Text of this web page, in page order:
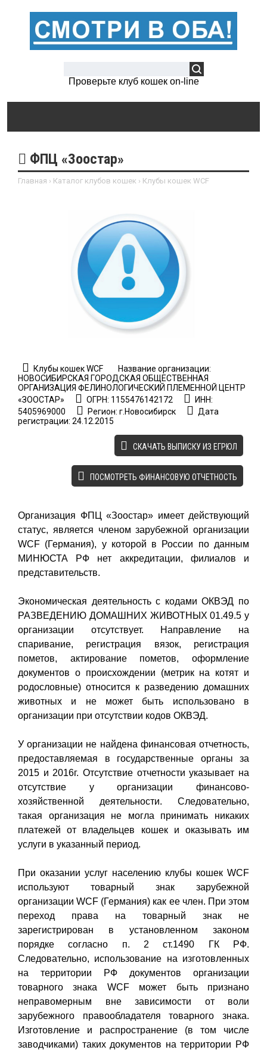
Проверьте клуб кошек on-line
ФПЦ «Зоостар»
Главная › Каталог клубов кошек › Клубы кошек WCF
Клубы кошек WCF
Название организации:
НОВОСИБИРСКАЯ ГОРОДСКАЯ ОБЩЕСТВЕННАЯ
ОРГАНИЗАЦИЯ ФЕЛИНОЛОГИЧЕСКИЙ ПЛЕМЕННОЙ ЦЕНТР
«ЗООСТАР»
ОГРН: 1155476142172
ИНН:
5405969000
Регион: г.Новосибирск
Дата
регистрации: 24.12.2015
CКАЧАТЬ ВЫПИСКУ ИЗ ЕГРЮЛ
ПОСМОТРЕТЬ ФИНАНСОВУЮ ОТЧЕТНОСТЬ
Организация ФПЦ «Зоостар» имеет действующий
статус, является членом зарубежной организации
WCF (Германия), у которой в России по данным
МИНЮСТА РФ нет аккредитации, филиалов и
представительств.
Экономическая деятельность с кодами ОКВЭД по
РАЗВЕДЕНИЮ ДОМАШНИХ ЖИВОТНЫХ 01.49.5 у
организации отсутствует. Направление на
спаривание, регистрация вязок, регистрация
пометов, актирование пометов, оформление
документов о происхождении (метрик на котят и
родословные) относится к разведению домашних
животных и не может быть использовано в
организации при отсутствии кодов ОКВЭД.
У организации не найдена финансовая отчетность,
предоставляемая в государственные органы за
2015 и 2016г. Отсутствие отчетности указывает на
отсутствие у организации финансово-
хозяйственной деятельности. Следовательно,
такая организация не могла принимать никаких
платежей от владельцев кошек и оказывать им
услуги в указанный период.
При оказании услуг населению клубы кошек WCF
используют товарный знак зарубежной
организации WCF (Германия) как ее член. При этом
переход права на товарный знак не
зарегистрирован в установленном законом
порядке согласно п. 2 ст.1490 ГК РФ.
Следовательно, использование на изготовленных
на территории РФ документов организации
товарного знака WCF может быть признано
неправомерным вне зависимости от воли
зарубежного правообладателя товарного знака.
Изготовление и распространение (в том числе
заводчиками) таких документов на территории РФ